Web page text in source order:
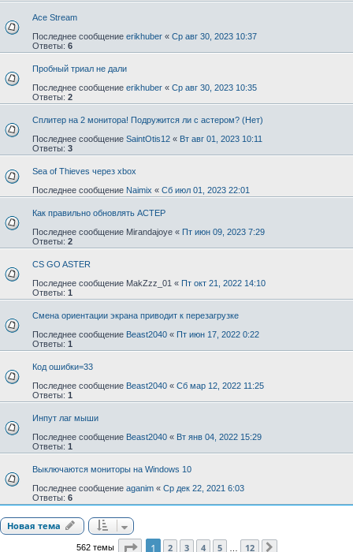
Ace Stream
Последнее сообщение erikhuber « Ср авг 30, 2023 10:37
Ответы: 6
Пробный триал не дали
Последнее сообщение erikhuber « Ср авг 30, 2023 10:35
Ответы: 2
Сплитер на 2 монитора! Подружится ли с астером? (Нет)
Последнее сообщение SaintOtis12 « Вт авг 01, 2023 10:11
Ответы: 3
Sea of Thieves через xbox
Последнее сообщение Naimix « Сб июл 01, 2023 22:01
Как правильно обновлять АСТЕР
Последнее сообщение Mirandajoye « Пт июн 09, 2023 7:29
Ответы: 2
CS GO ASTER
Последнее сообщение MakZzz_01 « Пт окт 21, 2022 14:10
Ответы: 1
Смена ориентации экрана приводит к перезагрузке
Последнее сообщение Beast2040 « Пт июн 17, 2022 0:22
Ответы: 1
Код ошибки=33
Последнее сообщение Beast2040 « Сб мар 12, 2022 11:25
Ответы: 1
Инпут лаг мыши
Последнее сообщение Beast2040 « Вт янв 04, 2022 15:29
Ответы: 1
Выключаются мониторы на Windows 10
Последнее сообщение aganim « Ср дек 22, 2021 6:03
Ответы: 6
Новая тема
562 темы Страница1 из
1 2 3 4 5 12